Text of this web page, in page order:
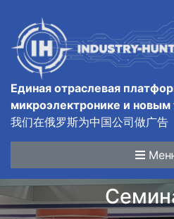
Единая отраслевая
микроэлектронике и новым
我们在俄罗斯为中国公司做广告